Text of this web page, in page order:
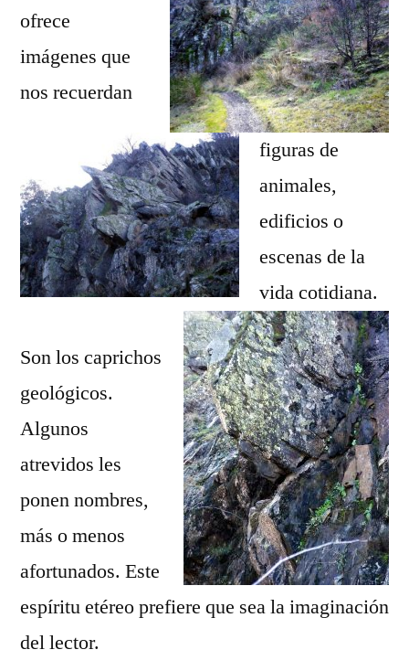
ofrece
imágenes que
nos recuerdan
figuras de
animales,
edificios o
escenas de la
vida cotidiana.
Son los caprichos
geológicos.
Algunos
atrevidos les
ponen nombres,
más o menos
afortunados. Este
espíritu etéreo prefiere que sea la imaginación
del lector.